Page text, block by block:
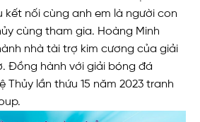
kết nối cùng anh em là người con
cùng tham gia. Hoàng Minh
nhà tài trợ kim cương của giải
Đồng hành với giải bóng đá
Thủy lần thứu 15 năm 2023 tranh